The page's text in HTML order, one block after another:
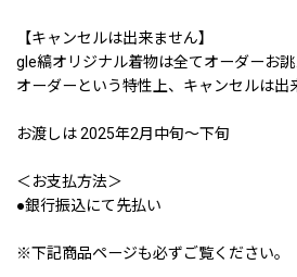
【キャンセルは出来ません】
gle縞オリジナル着物は全てオーダーお誂
オーダーという特性上、キャンセルは出
お渡しは 2025年2月中旬〜下旬
＜お支払方法＞
●銀行振込にて先払い
※下記商品ページも必ずご覧ください。